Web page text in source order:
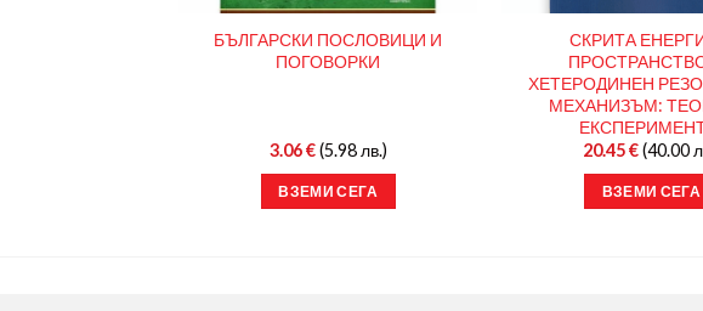
БЪЛГАРСКИ ПОСЛОВИЦИ И
ПОГОВОРКИ
3.06€(5.98 лв.)
ВЗЕМИ СЕГА
СКРИТА
ХЕТЕРОДИНЕН
МЕХАНИЗЪМ:
20.45€(40.00
ВЗЕМИ СЕГА